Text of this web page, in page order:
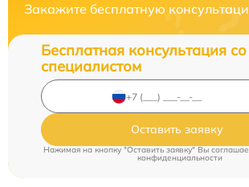
Закажите бесплатную
Бесплатная консультация со
специалистом
Оставить заявку
Нажимая на кнопку "Оставить заявку" Вы
конфиденциальности